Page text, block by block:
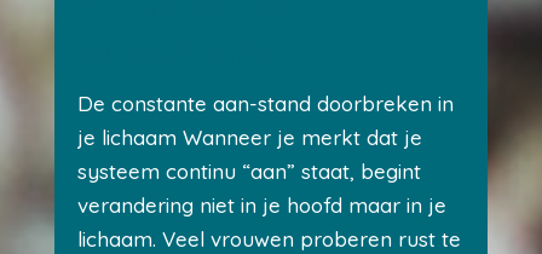
De constante aan-stand doorbreken in
je lichaam Wanneer je merkt dat je
systeem continu “aan” staat, begint
verandering niet in je hoofd maar in je
lichaam. Veel vrouwen proberen rust te